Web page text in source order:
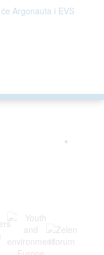
Argonauta i EVS
.